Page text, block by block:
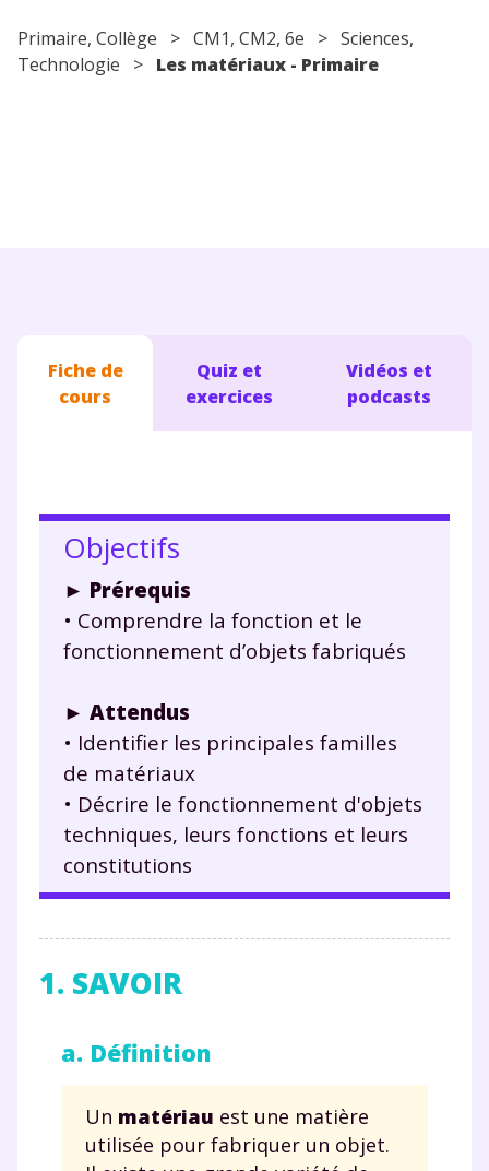
Primaire, Collège > CM1, CM2, 6e > Sciences,
Technologie > Les matériaux - Primaire
Fiche de
cours
Quiz et
exercices
Vidéos et
podcasts
Objectifs
► Prérequis
• Comprendre la fonction et le
fonctionnement d’objets fabriqués
► Attendus
• Identifier les principales familles
de matériaux
• Décrire le fonctionnement d'objets
techniques, leurs fonctions et leurs
constitutions
1. SAVOIR
a. Définition
Un matériau est une matière
utilisée pour fabriquer un objet.